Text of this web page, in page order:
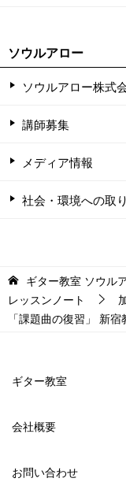
ソウルアロー
ソウルアロー株式
講師募集
メディア情報
社会・環境への取
ギター教室 ソウル
レッスンノート
「課題曲の復習」 新
ギター教室
会社概要
お問い合わせ